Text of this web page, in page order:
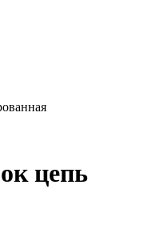
цепь